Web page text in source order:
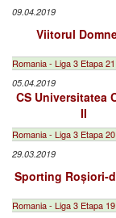
09.04.2019
Viitorul
Romania - Liga 3 Etapa 21
05.04.2019
CS Universitatea
II
Romania - Liga 3 Etapa 20
29.03.2019
Sporting Roșiori-
Romania - Liga 3 Etapa 19